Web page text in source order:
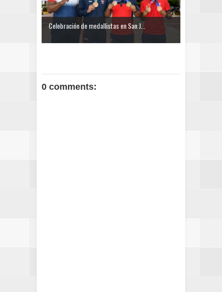
Celebración de medallistas en San J...
0 comments: